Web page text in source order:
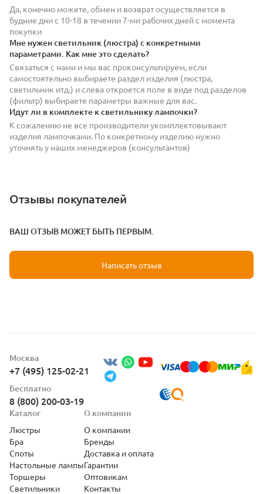
Да, конечно можете, обмен и возврат осуществляется в
будние дни с 10-18 в течении 7-ми рабочих дней с момента
покупки
Мне нужен светильник (люстра) с конкретными
параметрами. Как мне это сделать?
Связаться с нами и мы вас проконсультируем, если
самостоятельно выбираете раздел изделия (люстра,
светильник итд.) и слева откроется поле в виде под разделов
(фильтр) выбираете параметры важные для вас.
Идут ли в комплекте к светильнику лампочки?
К сожалению не все производители укомплектовывают
изделия лампочками. По конкретному изделию нужно
уточнять у наших менеджеров (консультантов)
Отзывы покупателей
ВАШ ОТЗЫВ МОЖЕТ БЫТЬ ПЕРВЫМ.
Написать отзыв
Москва
+7 (495) 125-02-21
Бесплатно
8 (800) 200-03-19
Каталог
Люстры
Бра
Споты
Настольные лампы
Торшеры
Светильники
О компании
О компании
Бренды
Доставка и оплата
Гарантии
Оптовикам
Контакты